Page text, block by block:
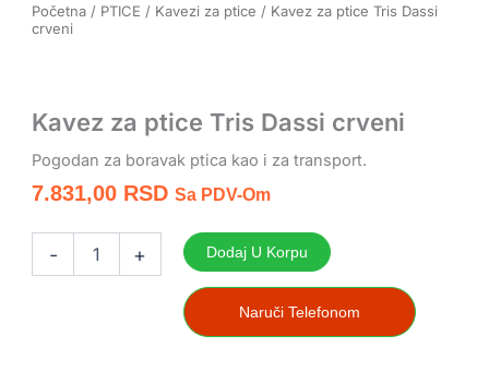
Početna / PTICE / Kavezi za ptice / Kavez za ptice Tris Dassi
crveni
Kavez za ptice Tris Dassi crveni
Pogodan za boravak ptica kao i za transport.
7.831,00 RSD Sa PDV-Om
- + Dodaj U Korpu
Naruči Telefonom